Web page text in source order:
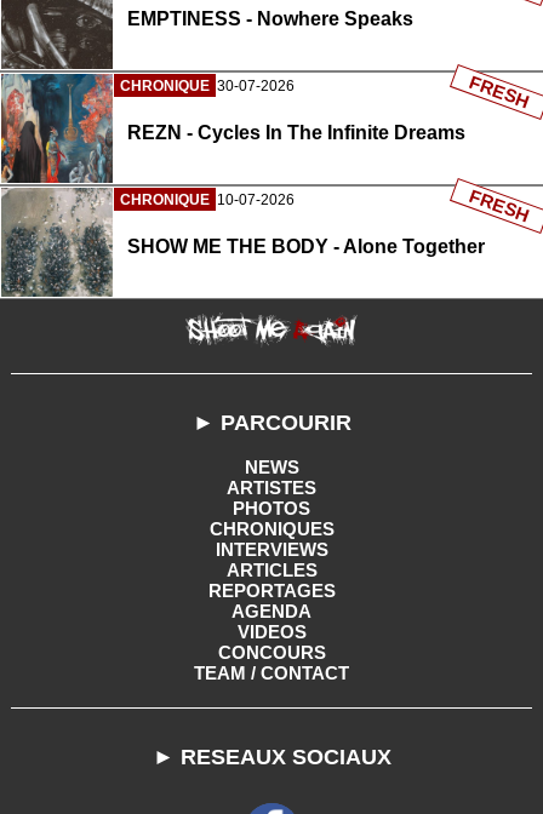
EMPTINESS - Nowhere Speaks
CHRONIQUE 30-07-2026
REZN - Cycles In The Infinite Dreams
FRESH
CHRONIQUE 10-07-2026
SHOW ME THE BODY - Alone Together
FRESH
► PARCOURIR
NEWS
ARTISTES
PHOTOS
CHRONIQUES
INTERVIEWS
ARTICLES
REPORTAGES
AGENDA
VIDEOS
CONCOURS
TEAM / CONTACT
► RESEAUX SOCIAUX